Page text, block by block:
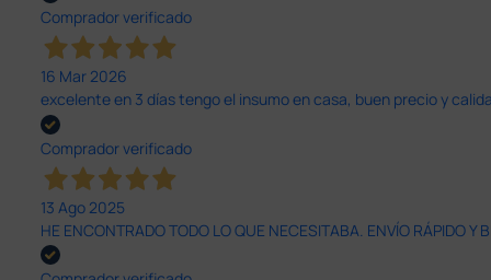
Comprador verificado
16 Mar 2026
excelente en 3 días tengo el insumo en casa, buen precio y
Comprador verificado
13 Ago 2025
HE ENCONTRADO TODO LO QUE NECESITABA. ENVÍO RÁPIDO Y